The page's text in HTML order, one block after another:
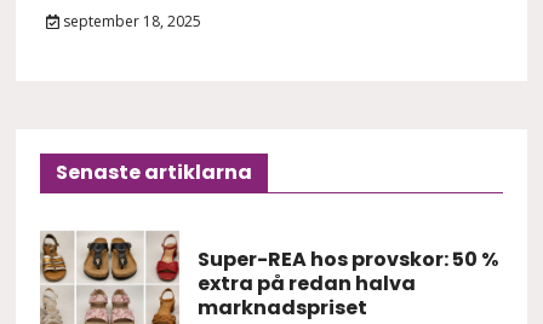
september 18, 2025
Senaste artiklarna
Super-REA hos provskor: 50 %
extra på redan halva
marknadspriset